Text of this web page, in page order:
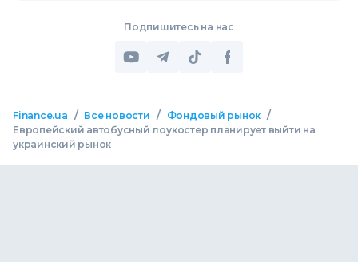
Подпишитесь на нас
Finance.ua / Все новости / Фондовый рынок /
Европейский автобусный лоукостер планирует выйти на
украинский рынок